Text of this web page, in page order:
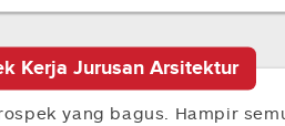
Kerja Jurusan Arsitektur
yang bagus. Hampir